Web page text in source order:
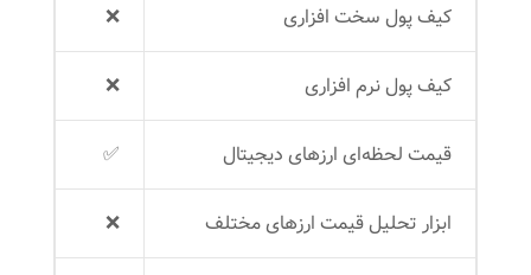
کیف پول سخت افزاری ❌
کیف پول نرم افزاری ❌
قیمت لحظه‌ای ارزهای دیجیتال ✅
ابزار تحلیل قیمت ارزهای مختلف ❌